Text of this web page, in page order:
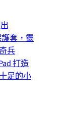
護套，靈
兵
打造
足的小